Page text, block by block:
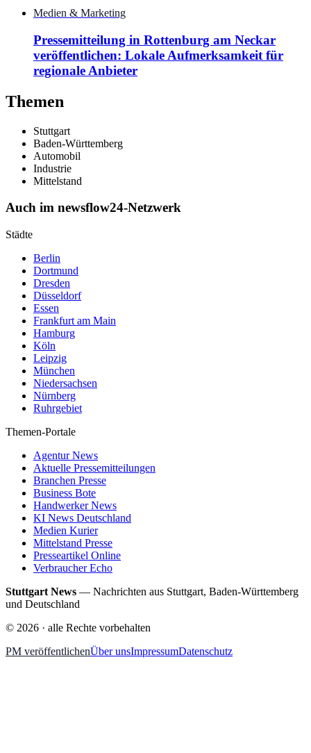
Medien & Marketing
Pressemitteilung in Rottenburg am Neckar
veröffentlichen: Lokale Aufmerksamkeit für
regionale Anbieter
Themen
Stuttgart
Baden-Württemberg
Automobil
Industrie
Mittelstand
Auch im newsflow24-Netzwerk
Städte
Berlin
Dortmund
Dresden
Düsseldorf
Essen
Frankfurt am Main
Hamburg
Köln
Leipzig
München
Niedersachsen
Nürnberg
Ruhrgebiet
Themen-Portale
Agentur News
Aktuelle Pressemitteilungen
Branchen Presse
Business Bote
Handwerker News
KI News Deutschland
Medien Kurier
Mittelstand Presse
Presseartikel Online
Verbraucher Echo
Stuttgart News — Nachrichten aus Stuttgart, Baden-Württemberg
und Deutschland
© 2026 · alle Rechte vorbehalten
PM veröffentlichenÜber unsImpressumDatenschutz